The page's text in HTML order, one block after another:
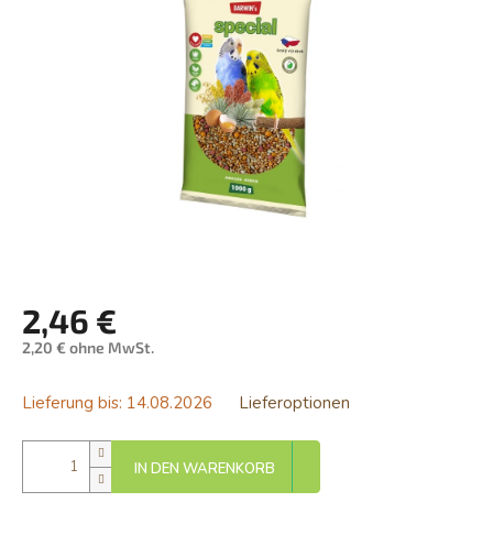
2,46 €
2,20 € ohne MwSt.
Lieferung bis: 14.08.2026 Lieferoptionen
IN DEN WARENKORB